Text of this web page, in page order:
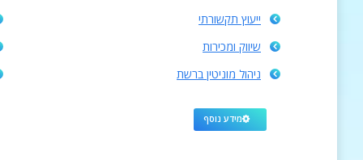
ייעוץ תקשורתי
שיווק ומכירות
ניהול מוניטין ברשת
מידע נוסף